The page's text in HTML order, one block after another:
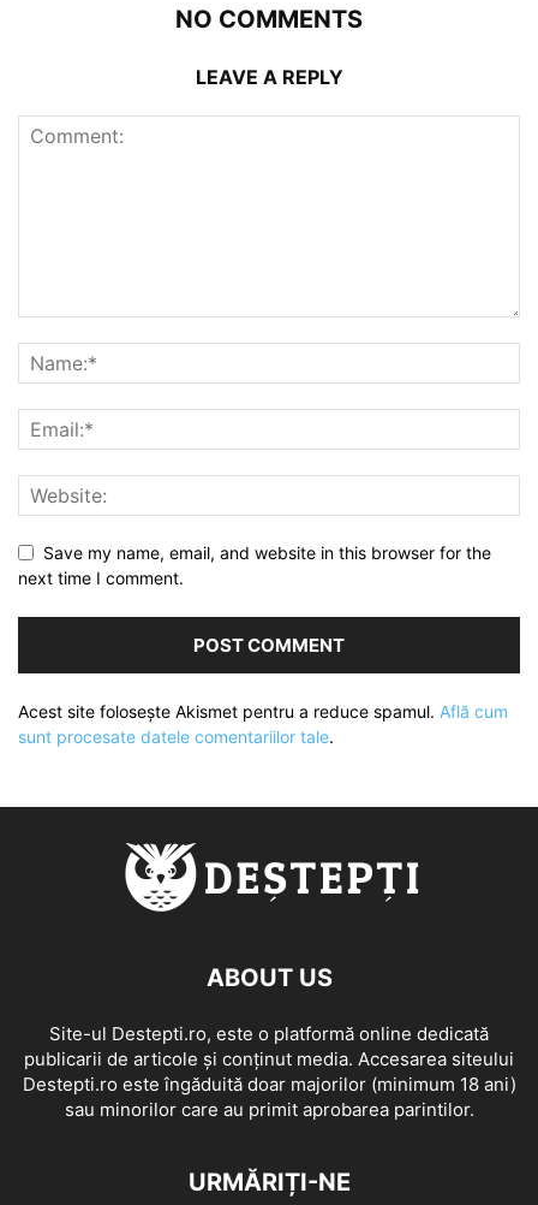
NO COMMENTS
LEAVE A REPLY
Save my name, email, and website in this browser for the
next time I comment.
Acest site folosește Akismet pentru a reduce spamul. Află cum
sunt procesate datele comentariilor tale.
ABOUT US
Site-ul Destepti.ro, este o platformă online dedicată
publicarii de articole și conținut media. Accesarea siteului
Destepti.ro este îngăduită doar majorilor (minimum 18 ani)
sau minorilor care au primit aprobarea parintilor.
URMĂRIȚI-NE